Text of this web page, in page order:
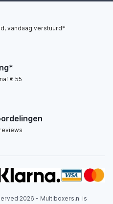
vandaag verstuurd*
€ 55
2026 - Multiboxers.nl is